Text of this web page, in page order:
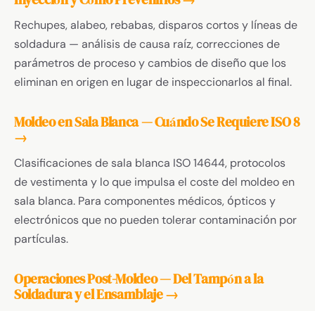
Rechupes, alabeo, rebabas, disparos cortos y líneas de
soldadura — análisis de causa raíz, correcciones de
parámetros de proceso y cambios de diseño que los
eliminan en origen en lugar de inspeccionarlos al final.
Moldeo en Sala Blanca — Cuándo Se Requiere ISO 8
→
Clasificaciones de sala blanca ISO 14644, protocolos
de vestimenta y lo que impulsa el coste del moldeo en
sala blanca. Para componentes médicos, ópticos y
electrónicos que no pueden tolerar contaminación por
partículas.
Operaciones Post-Moldeo — Del Tampón a la
Soldadura y el Ensamblaje →